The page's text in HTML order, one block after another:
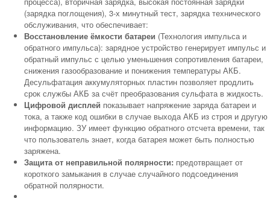
(зарядка поглощения), 3-х минутный тест, зарядка технического
обслуживания, что обеспечивает:
Восстановление ёмкости батареи (Технология импульса и
обратного импульса): зарядное устройство генерирует импульс и
обратный импульс с целью уменьшения сопротивления батареи,
снижения газообразование и понижения температуры АКБ.
Десульфатация аккумуляторных пластин позволяет продлить
срок службы АКБ за счёт преобразования сульфата в жидкость.
Цифровой дисплей показывает напряжение заряда батареи и
тока, а также код ошибки в случае выхода АКБ из строя и другую
информацию. ЗУ имеет функцию обратного отсчета времени, так
что пользователь знает, когда батарея может быть полностью
заряжена.
Защита от неправильной полярности: предотвращает от
короткого замыкания в случае случайного подсоединения
обратной полярности.